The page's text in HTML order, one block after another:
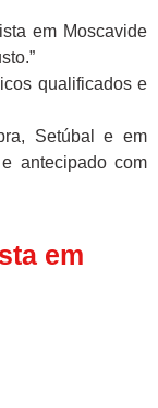
em Moscavide
qualificados e
Setúbal e em
antecipado com
em